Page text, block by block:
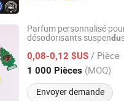
Parfum personnalisé
désodorisants suspendu
0,08-0,12 $US / Pièce
1 000 Pièces (MOQ)
Envoyer demande
Co., Ltd.
Depuis 2025